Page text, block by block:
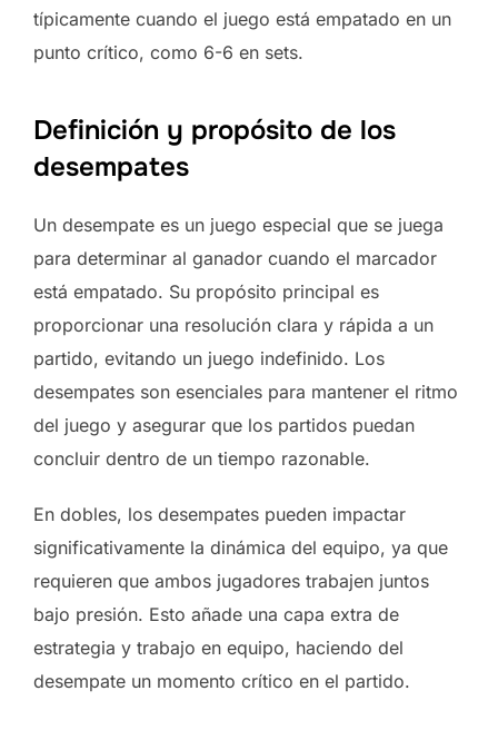
típicamente cuando el juego está empatado en un
punto crítico, como 6-6 en sets.
Definición y propósito de los
desempates
Un desempate es un juego especial que se juega
para determinar al ganador cuando el marcador
está empatado. Su propósito principal es
proporcionar una resolución clara y rápida a un
partido, evitando un juego indefinido. Los
desempates son esenciales para mantener el ritmo
del juego y asegurar que los partidos puedan
concluir dentro de un tiempo razonable.
En dobles, los desempates pueden impactar
significativamente la dinámica del equipo, ya que
requieren que ambos jugadores trabajen juntos
bajo presión. Esto añade una capa extra de
estrategia y trabajo en equipo, haciendo del
desempate un momento crítico en el partido.